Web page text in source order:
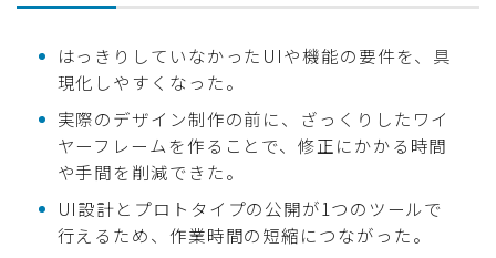
はっきりしていなかったUIや機能の要件を、具
現化しやすくなった。
実際のデザイン制作の前に、ざっくりしたワイ
ヤーフレームを作ることで、修正にかかる時間
や手間を削減できた。
UI設計とプロトタイプの公開が1つのツールで
行えるため、作業時間の短縮につながった。